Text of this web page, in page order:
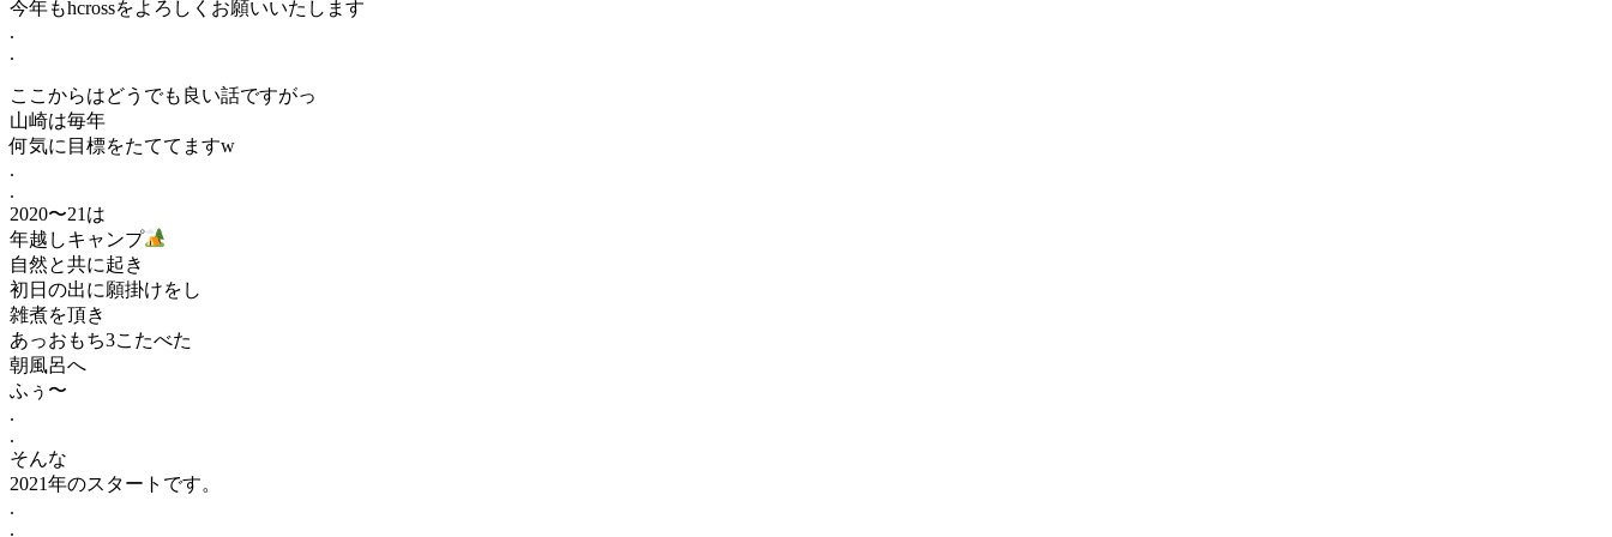
今年もhcrossをよろしくお願いいたします
.
.
ここからはどうでも良い話ですがっ
山崎は毎年
何気に目標をたててますw
.
.
2020〜21は
年越しキャンプ
自然と共に起き
初日の出に願掛けをし
雑煮を頂き
あっおもち3こたべた
朝風呂へ
ふぅ〜
.
.
そんな
2021年のスタートです。
.
.